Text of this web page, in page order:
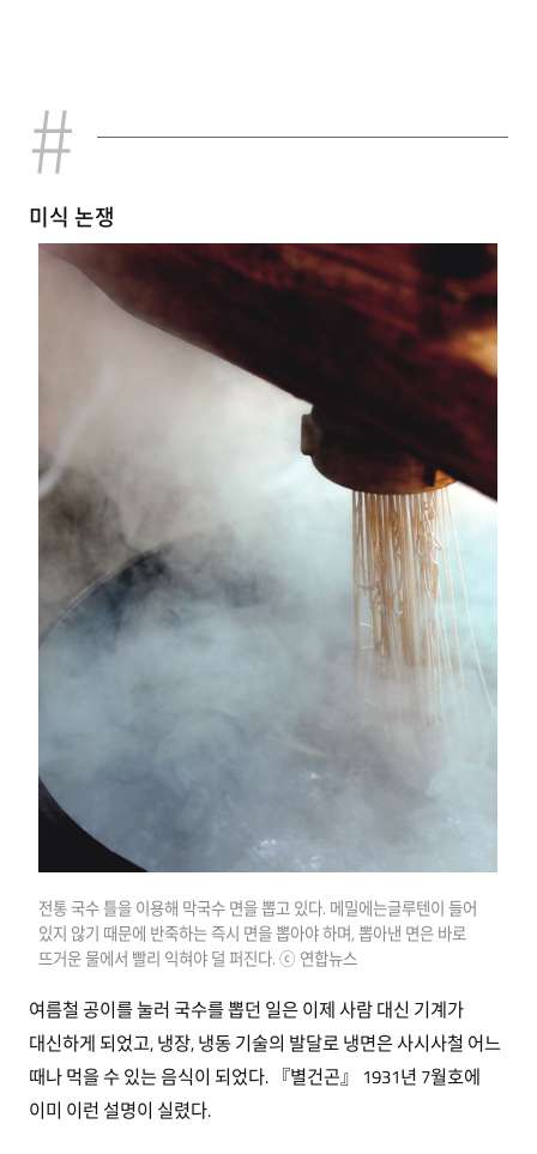
미식 논쟁
전통 국수 틀을 이용해 막국수 면을 뽑고 있다. 메밀에는글루텐이 들어
있지 않기 때문에 반죽하는 즉시 면을 뽑아야 하며, 뽑아낸 면은 바로
뜨거운 물에서 빨리 익혀야 덜 퍼진다. ⓒ 연합뉴스
여름철 공이를 눌러 국수를 뽑던 일은 이제 사람 대신 기계가
대신하게 되었고, 냉장, 냉동 기술의 발달로 냉면은 사시사철 어느
때나 먹을 수 있는 음식이 되었다. 『별건곤』 1931년 7월호에
이미 이런 설명이 실렸다.